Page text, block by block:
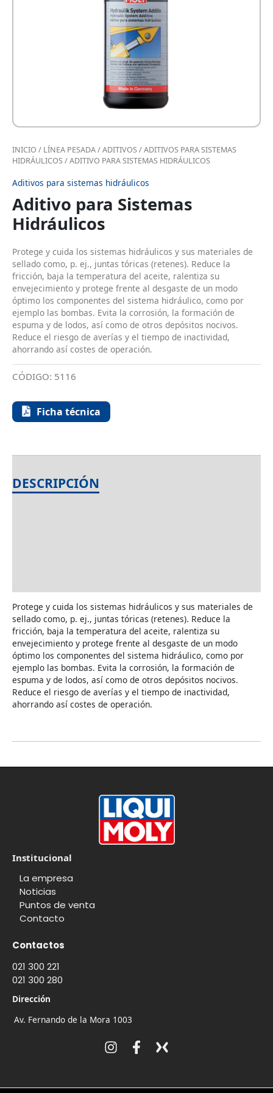
INICIO / LÍNEA PESADA/ADITIVOS/ADITIVOS PARA SISTEMAS
HIDRÁULICOS/ ADITIVO PARA SISTEMAS HIDRÁULICOS
Aditivos para sistemas hidráulicos
Aditivo para Sistemas
Hidráulicos
Protege y cuida los sistemas hidráulicos y sus materiales de
sellado como, p. ej., juntas tóricas (retenes). Reduce la
fricción, baja la temperatura del aceite, ralentiza su
envejecimiento y protege frente al desgaste de un modo
óptimo los componentes del sistema hidráulico, como por
ejemplo las bombas. Evita la corrosión, la formación de
espuma y de lodos, así como de otros depósitos nocivos.
Reduce el riesgo de averías y el tiempo de inactividad,
ahorrando así costes de operación.
CÓDIGO: 5116
Ficha técnica
DESCRIPCIÓN
Protege y cuida los sistemas hidráulicos y sus materiales de
sellado como, p. ej., juntas tóricas (retenes). Reduce la
fricción, baja la temperatura del aceite, ralentiza su
envejecimiento y protege frente al desgaste de un modo
óptimo los componentes del sistema hidráulico, como por
ejemplo las bombas. Evita la corrosión, la formación de
espuma y de lodos, así como de otros depósitos nocivos.
Reduce el riesgo de averías y el tiempo de inactividad,
ahorrando así costes de operación.
Institucional
La empresa
Noticias
Puntos de venta
Contacto
Contactos
021 300 221
021 300 280
Dirección
Av. Fernando de la Mora 1003